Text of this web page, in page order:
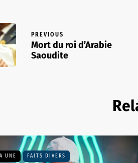
PREVIOUS
Mort du roi d’Arabie
Saoudite
UNE FAITS DIVERS